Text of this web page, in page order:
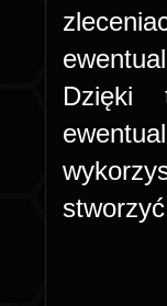
Dzięki